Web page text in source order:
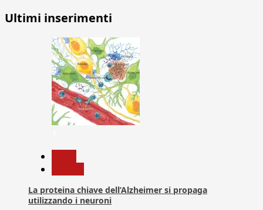
Ultimi inserimenti
La proteina chiave dell’Alzheimer si propaga
utilizzando i neuroni